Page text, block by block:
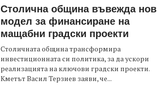
Столична община въвежда нов
модел за финансиране на
мащабни градски проекти
Столичната община трансформира
инвестиционната си политика, за да ускори
реализацията на ключови градски проекти.
Кметът Васил Терзиев заяви, че...